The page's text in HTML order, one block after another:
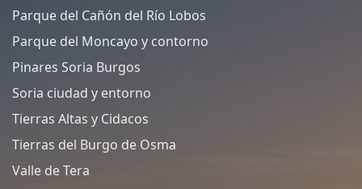
Parque del Cañón del Río Lobos
Parque del Moncayo y contorno
Pinares Soria Burgos
Soria ciudad y entorno
Tierras Altas y Cidacos
Tierras del Burgo de Osma
Valle de Tera